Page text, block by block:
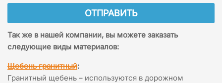
Так же в нашей компании, вы можете заказать
следующие виды материалов:
Щебень гранитный:
Гранитный щебень – используются в дорожном